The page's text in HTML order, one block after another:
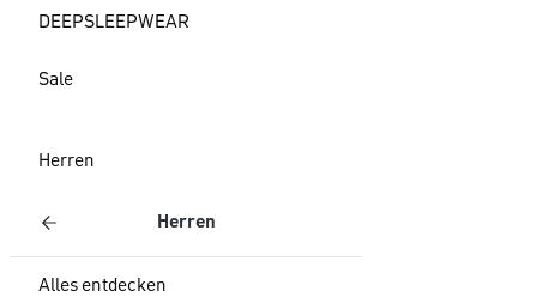
DEEPSLEEPWEAR
Sale
Herren
Herren
Alles entdecken